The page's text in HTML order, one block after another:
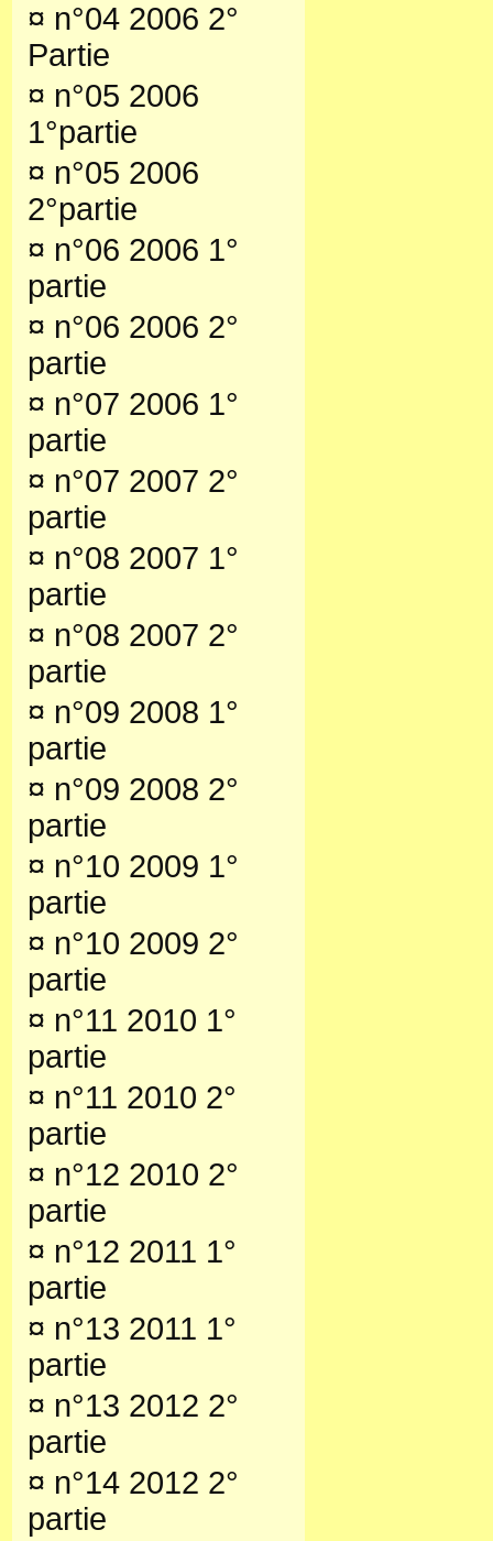
¤ n°04 2006 2°
Partie
¤ n°05 2006
1°partie
¤ n°05 2006
2°partie
¤ n°06 2006 1°
partie
¤ n°06 2006 2°
partie
¤ n°07 2006 1°
partie
¤ n°07 2007 2°
partie
¤ n°08 2007 1°
partie
¤ n°08 2007 2°
partie
¤ n°09 2008 1°
partie
¤ n°09 2008 2°
partie
¤ n°10 2009 1°
partie
¤ n°10 2009 2°
partie
¤ n°11 2010 1°
partie
¤ n°11 2010 2°
partie
¤ n°12 2010 2°
partie
¤ n°12 2011 1°
partie
¤ n°13 2011 1°
partie
¤ n°13 2012 2°
partie
¤ n°14 2012 2°
partie